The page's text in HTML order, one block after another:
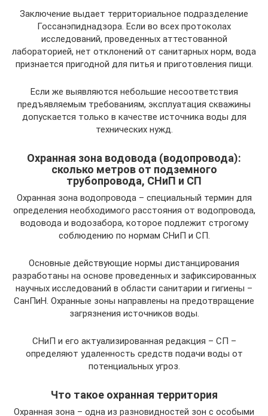
Заключение выдает территориальное подразделение
Госсанэпиднадзора. Если во всех протоколах
исследований, проведенных аттестованной
лабораторией, нет отклонений от санитарных норм, вода
признается пригодной для питья и приготовления пищи.
Если же выявляются небольшие несоответствия
предъявляемым требованиям, эксплуатация скважины
допускается только в качестве источника воды для
технических нужд.
Охранная зона водовода (водопровода):
сколько метров от подземного
трубопровода, СНиП и СП
Охранная зона водопровода – специальный термин для
определения необходимого расстояния от водопровода,
водовода и водозабора, которое подлежит строгому
соблюдению по нормам СНиП и СП.
Основные действующие нормы дистанцирования
разработаны на основе проведенных и зафиксированных
научных исследований в области санитарии и гигиены –
СанПиН. Охранные зоны направлены на предотвращение
загрязнения источников воды.
СНиП и его актуализированная редакция – СП –
определяют удаленность средств подачи воды от
потенциальных угроз.
Что такое охранная территория
Охранная зона – одна из разновидностей зон с особыми